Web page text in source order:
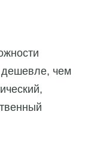
чем